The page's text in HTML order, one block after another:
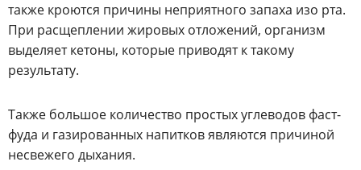
также кроются причины неприятного запаха изо рта.
При расщеплении жировых отложений, организм
выделяет кетоны, которые приводят к такому
результату.
Также большое количество простых углеводов фаст-
фуда и газированных напитков являются причиной
несвежего дыхания.